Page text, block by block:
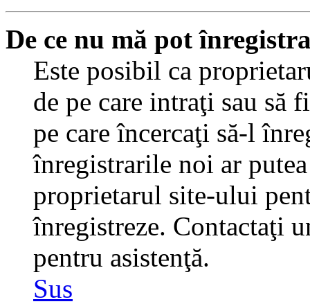
De ce nu mă pot
Este posibil ca
de pe care intraţi sau să
pe care încercaţi să-l
înregistrarile noi ar
proprietarul site-ului
înregistreze. Contactaţi
pentru asistenţă.
Sus